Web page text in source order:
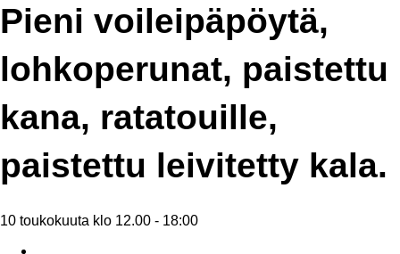
Pieni voileipäpöytä,
lohkoperunat, paistettu
kana, ratatouille,
paistettu leivitetty kala.
10 toukokuuta klo 12.00 - 18:00